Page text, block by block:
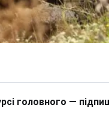
головного —